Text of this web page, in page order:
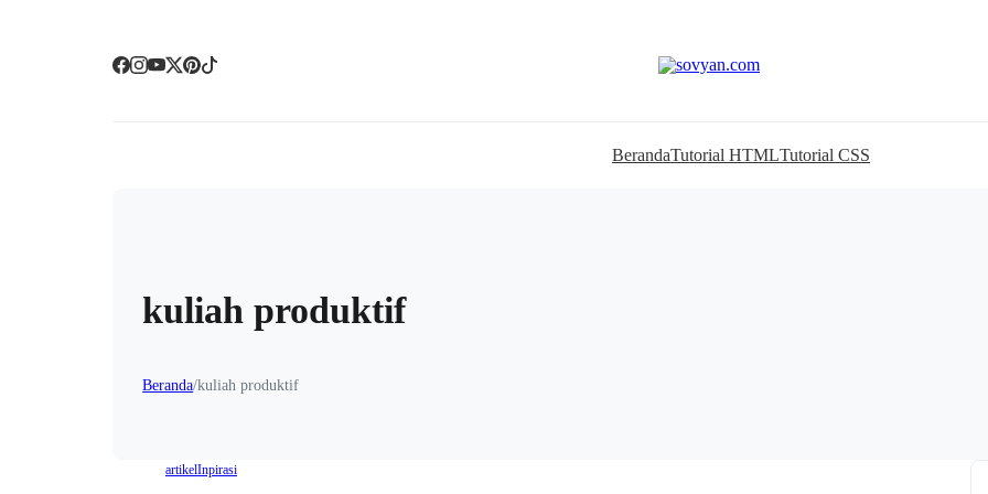
BerandaTutorial HTMLTutorial CSS
kuliah produktif
Beranda/kuliah produktif
artikelInpirasi